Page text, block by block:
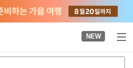
NEW